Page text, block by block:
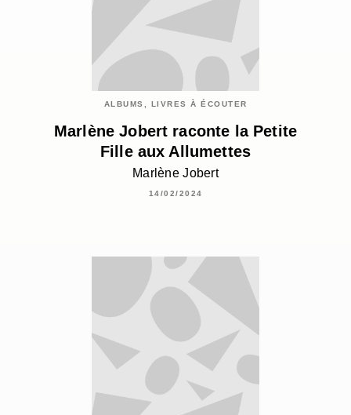
ALBUMS, LIVRES À ÉCOUTER
Marlène Jobert raconte la Petite
Fille aux Allumettes
Marlène Jobert
14/02/2024